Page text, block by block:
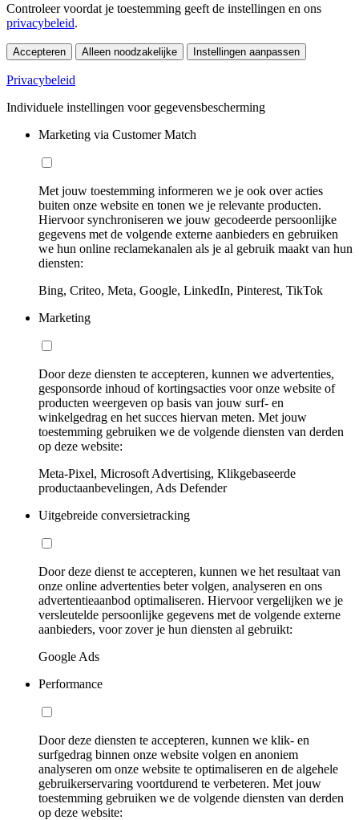
Controleer voordat je toestemming geeft de instellingen en ons
privacybeleid.
Accepteren Alleen noodzakelijke Instellingen aanpassen
Privacybeleid
Individuele instellingen voor gegevensbescherming
Marketing via Customer Match
Met jouw toestemming informeren we je ook over acties
buiten onze website en tonen we je relevante producten.
Hiervoor synchroniseren we jouw gecodeerde persoonlijke
gegevens met de volgende externe aanbieders en gebruiken
we hun online reclamekanalen als je al gebruik maakt van hun
diensten:
Bing, Criteo, Meta, Google, LinkedIn, Pinterest, TikTok
Marketing
Door deze diensten te accepteren, kunnen we advertenties,
gesponsorde inhoud of kortingsacties voor onze website of
producten weergeven op basis van jouw surf- en
winkelgedrag en het succes hiervan meten. Met jouw
toestemming gebruiken we de volgende diensten van derden
op deze website:
Meta-Pixel, Microsoft Advertising, Klikgebaseerde
productaanbevelingen, Ads Defender
Uitgebreide conversietracking
Door deze dienst te accepteren, kunnen we het resultaat van
onze online advertenties beter volgen, analyseren en ons
advertentieaanbod optimaliseren. Hiervoor vergelijken we je
versleutelde persoonlijke gegevens met de volgende externe
aanbieders, voor zover je hun diensten al gebruikt:
Google Ads
Performance
Door deze diensten te accepteren, kunnen we klik- en
surfgedrag binnen onze website volgen en anoniem
analyseren om onze website te optimaliseren en de algehele
gebruikerservaring voortdurend te verbeteren. Met jouw
toestemming gebruiken we de volgende diensten van derden
op deze website: